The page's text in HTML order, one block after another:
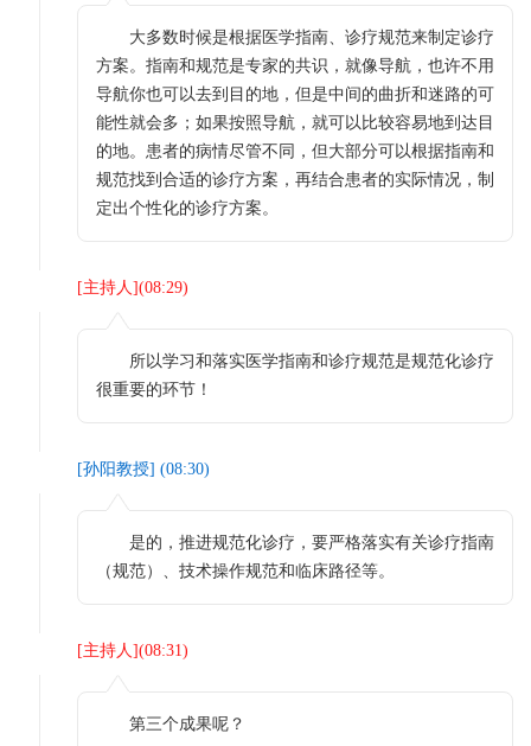
大多数时候是根据医学指南、诊疗规范来制定诊疗
方案。指南和规范是专家的共识，就像导航，也许不用
导航你也可以去到目的地，但是中间的曲折和迷路的可
能性就会多；如果按照导航，就可以比较容易地到达目
的地。患者的病情尽管不同，但大部分可以根据指南和
规范找到合适的诊疗方案，再结合患者的实际情况，制
定出个性化的诊疗方案。
[主持人](08:29)
所以学习和落实医学指南和诊疗规范是规范化诊疗
很重要的环节！
[孙阳教授] (08:30)
是的，推进规范化诊疗，要严格落实有关诊疗指南
（规范）、技术操作规范和临床路径等。
[主持人](08:31)
第三个成果呢？